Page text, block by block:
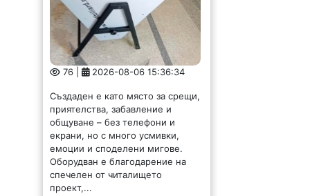
76 | 2026-08-06 15:36:34
Създаден е като място за срещи,
приятелства, забавление и
общуване – без телефони и
екрани, но с много усмивки,
емоции и споделени мигове.
Оборудван е благодарение на
спечелен от читалището
проект,...
Областен се срещна с